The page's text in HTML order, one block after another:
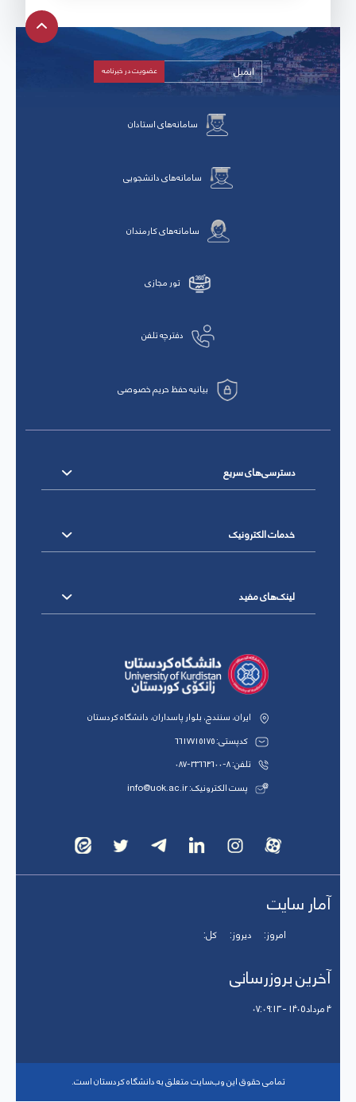
سامانه‌های استادان
سامانه‌های دانشجویی
سامانه‌های کارمندان
تور مجازی
دفترچه تلفن
بیانیه حفظ حریم خصوصی
دسترسی‌های سریع
خدمات الکترونیک
لینک‌های مفید
ایران، سنندج، بلوار پاسداران، دانشگاه کردستان
کدپستی: 6617715175
تلفن: 8-33664600-087
پست الکترونیک: info@uok.ac.ir
آمار سایت
امروز: دیروز: کل:
آخرین بروزرسانی
4 مرداد 1405 - 07:09:13
تمامی حقوق این وب‌سایت متعلق به دانشگاه کردستان است.